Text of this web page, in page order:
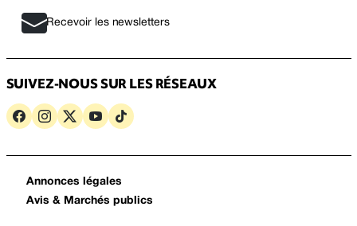
Recevoir les newsletters
SUIVEZ-NOUS SUR LES RÉSEAUX
Annonces légales
Avis & Marchés publics